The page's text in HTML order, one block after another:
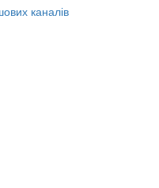
каналів